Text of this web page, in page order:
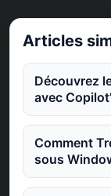
Articles
Découvrez
avec
Comment
sous